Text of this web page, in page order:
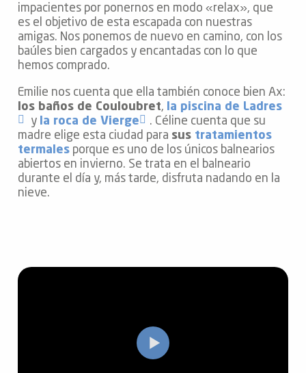
impacientes por ponernos en modo «relax», que
es el objetivo de esta escapada con nuestras
amigas. Nos ponemos de nuevo en camino, con los
baúles bien cargados y encantadas con lo que
hemos comprado.
Emilie nos cuenta que ella también conoce bien Ax:
los baños de Couloubret,
la piscina de Ladres
y la roca de Vierge
. Céline cuenta que su
madre elige esta ciudad para sus tratamientos
termales porque es uno de los únicos balnearios
abiertos en invierno. Se trata en el balneario
durante el día y, más tarde, disfruta nadando en la
nieve.